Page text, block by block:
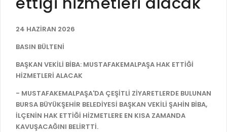
LOGOLAR AMBLEMLER
BİLGİ EDİNME
MECLİS
MECLİS ÜYELERİ
KOMİSYON ÜYELERİ
MECLİS KARARLARI
MECLİS GÜNDEMİ VE KARAR ÖZETLERİ
BUSKİ E-ÖDEME
İLAN REKLAM E-BEYANNAME
YANGIN SİGORTA E-BEYANNAME
BAŞVURU / KAYIT / SORGU
SEYAHAT KARTI SORGULAMA
BURSA AKADEMİ
24 HAZİRAN 2026
BASIN BÜLTENİ
BAŞKAN VEKİLİ BİBA: MUSTAFAKEMALPAŞA HAK ETTİĞİ
HİZMETLERİ ALACAK
- MUSTAFAKEMALPAŞA'DA ÇEŞİTLİ ZİYARETLERDE BULUNAN
BURSA BÜYÜKŞEHİR BELEDİYESİ BAŞKAN VEKİLİ ŞAHİN BİBA,
İLÇENİN HAK ETTİĞİ HİZMETLERE EN KISA ZAMANDA
KAVUŞACAĞINI BELİRTTİ.